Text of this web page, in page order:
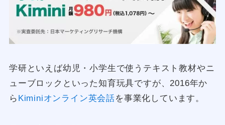
学研といえば幼児・小学生で使うテキスト教材やニ
ューブロックといった知育玩具ですが、2016年か
ら Kiminiオンライン英会話を事業化しています。